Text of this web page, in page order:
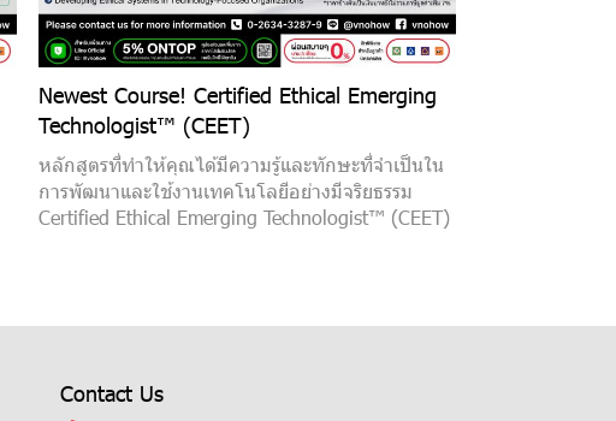
Newest Course! Certified Ethical Emerging
Technologist™ (CEET)
หลักสูตรที่ทำให้คุณได้มีความรู้และทักษะที่จำเป็นใน
การพัฒนาและใช้งานเทคโนโลยีอย่างมีจริยธรรม
Certified Ethical Emerging Technologist™ (CEET)
Contact Us